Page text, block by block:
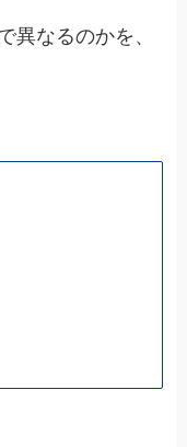
異なるのかを、